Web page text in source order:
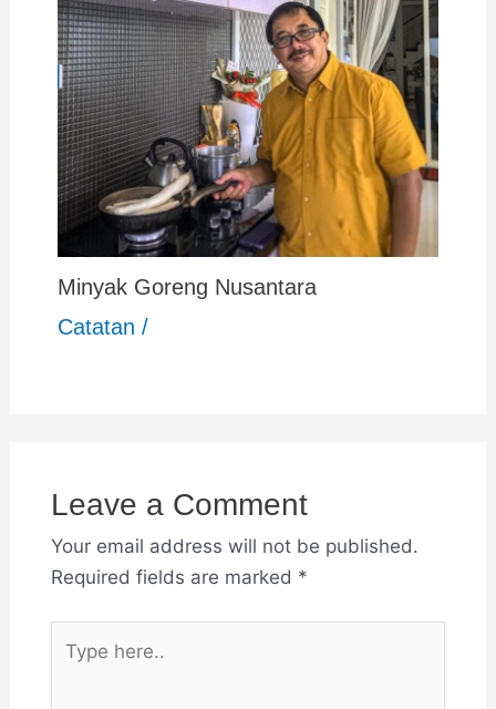
Minyak Goreng Nusantara
Catatan /
Leave a Comment
Your email address will not be published.
Required fields are marked *
here..